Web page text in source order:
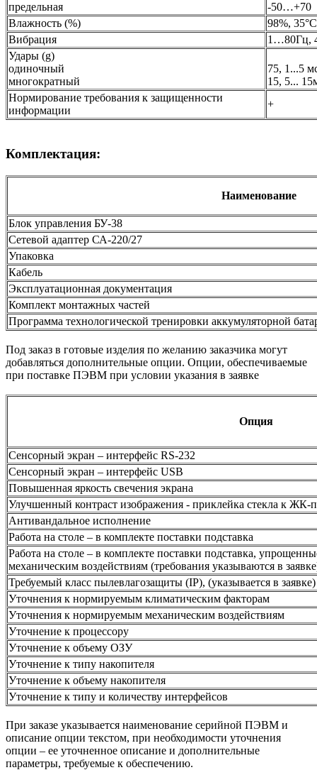
предельная
-50…+70
Влажность (%)
98%, 35°С
Вибрация
1…80Гц,
Удары (g)
одиночный
многократный
75, 1...5
15, 5...
Нормирование требования к защищенности
информации
+
Комплектация:
Наименование
Блок управления БУ-38
Сетевой адаптер СА-220/27
Упаковка
Кабель
Эксплуатационная документация
Комплект монтажных частей
Программа технологической тренировки аккумуляторной
Под заказ в готовые изделия по желанию заказчика могут
добавляться дополнительные опции. Опции, обеспечиваемые
при поставке ПЭВМ при условии указания в заявке
Опция
Сенсорный экран – интерфейс RS-232
Сенсорный экран – интерфейс USB
Повышенная яркость свечения экрана
Улучшенный контраст изображения - приклейка стекла к ЖК-
Антивандальное исполнение
Работа на столе – в комплекте поставки подставка
Работа на столе – в комплекте поставки подставка,
механическим воздействиям (требования указываются в
Требуемый класс пылевлагозащиты (IP), (указывается в заявке)
Уточнения к нормируемым климатическим факторам
Уточнения к нормируемым механическим воздействиям
Уточнение к процессору
Уточнение к объему ОЗУ
Уточнение к типу накопителя
Уточнение к объему накопителя
Уточнение к типу и количеству интерфейсов
При заказе указывается наименование серийной ПЭВМ и
описание опции текстом, при необходимости уточнения
опции – ее уточненное описание и дополнительные
параметры, требуемые к обеспечению.